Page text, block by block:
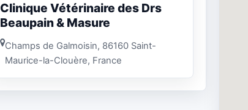
Clinique Vétérinaire des Drs
Beaupain & Masure
Champs de Galmoisin, 86160 Saint-
Maurice-la-Clouère, France